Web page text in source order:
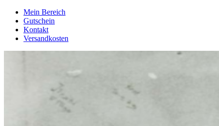
Mein Bereich
Gutschein
Kontakt
Versandkosten